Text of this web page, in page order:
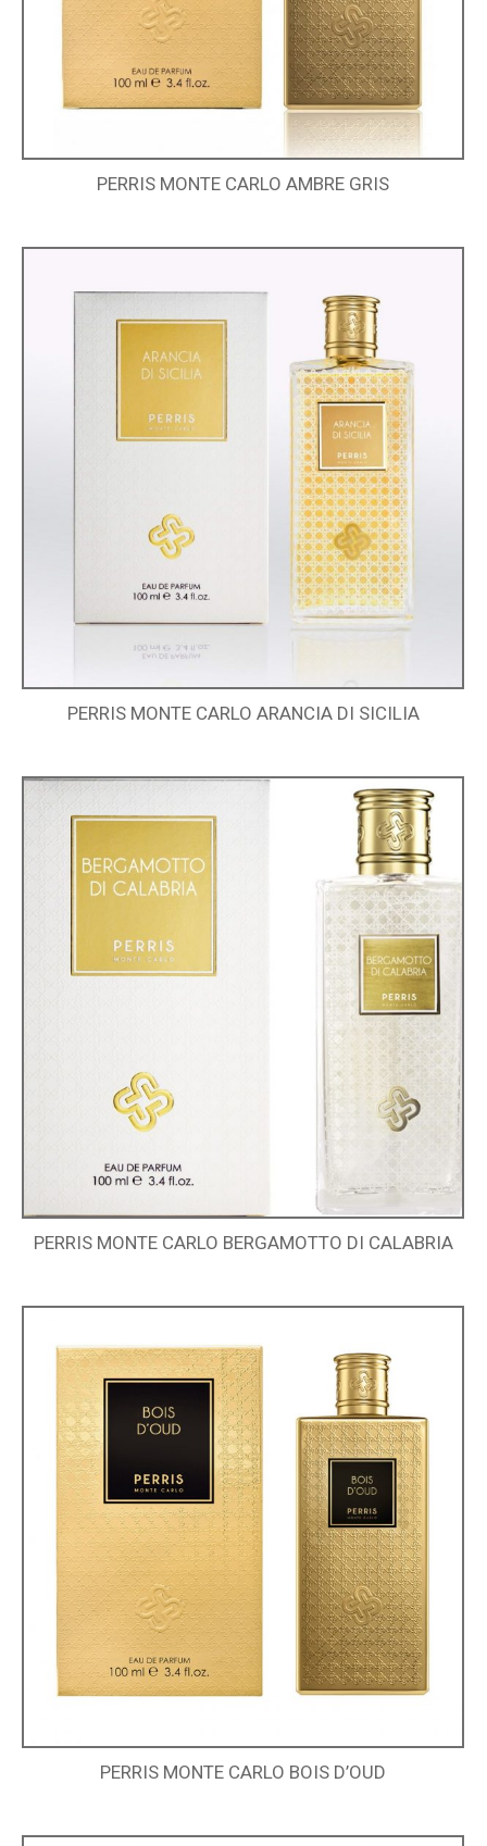
PERRIS MONTE CARLO AMBRE GRIS
PERRIS MONTE CARLO ARANCIA DI SICILIA
PERRIS MONTE CARLO BERGAMOTTO DI CALABRIA
PERRIS MONTE CARLO BOIS D’OUD